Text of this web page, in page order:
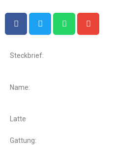
Steckbrief:
Name:
Latte
Gattung: